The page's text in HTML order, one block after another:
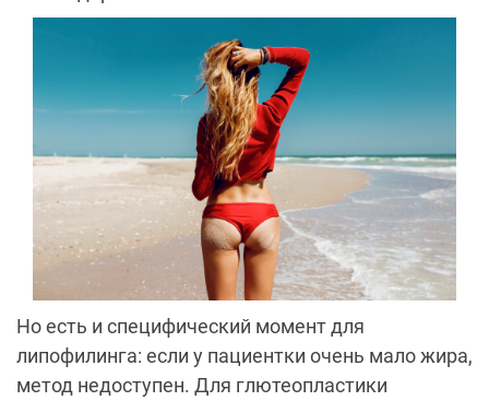
Но есть и специфический момент для
липофилинга: если у пациентки очень мало жира,
метод недоступен. Для глютеопластики